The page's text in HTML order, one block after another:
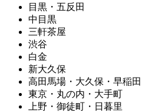
目黒・五反田
中目黒
三軒茶屋
渋谷
白金
新大久保
高田馬場・大久保・早稲田
東京・丸の内・大手町
上野・御徒町・日暮里